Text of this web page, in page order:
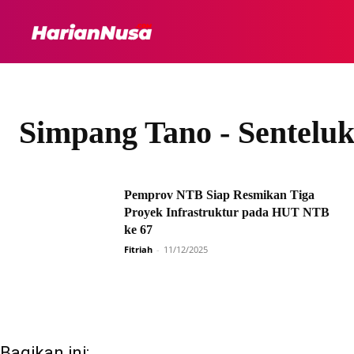
Simpang Tano - Senteluk
Pemprov NTB Siap Resmikan Tiga
Proyek Infrastruktur pada HUT NTB
ke 67
Fitriah - 11/12/2025